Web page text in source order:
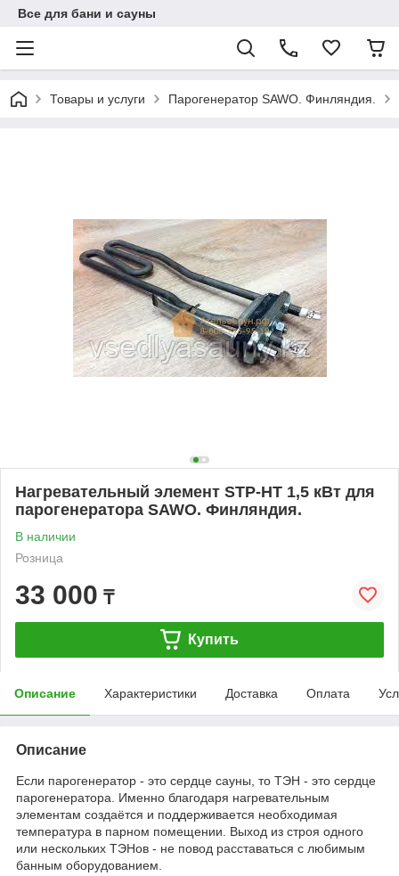
Все для бани и сауны
Товары и услуги Парогенератор SAWO. Финляндия.
Нагревательный элемент STP-HT 1,5 кВт для
парогенератора SAWO. Финляндия.
В наличии
Розница
33 000 ₸
Купить
Описание Характеристики Доставка Оплата
Описание
Если парогенератор - это сердце сауны, то ТЭН - это сердце
парогенератора. Именно благодаря нагревательным
элементам создаётся и поддерживается необходимая
температура в парном помещении. Выход из строя одного
или нескольких ТЭНов - не повод расставаться с любимым
банным оборудованием.